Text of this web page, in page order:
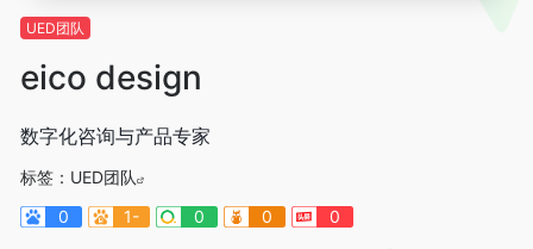
UED团队
eico design
数字化咨询与产品专家
标签： UED团队
0
1- 0 0 0